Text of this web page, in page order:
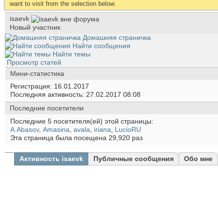
want to visit from the selection below.
isaevk
Новый участник
Домашняя страничка
Найти сообщения
Найти темы
Просмотр статей
Мини-статистика
Регистрация
16.01.2017
Последняя активность 27.02.2017 08:08
Последние посетители
Последние 5 посетителя(ей) этой страницы:
A.Abasov, Amasina avala iriana
LucioRU
Эта страница была посещена 29,920 раз
Активность isaevk Публичные сообщения Обо мне